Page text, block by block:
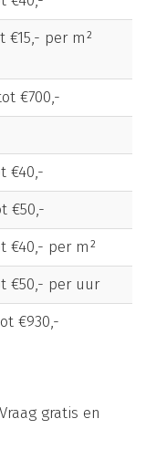
€15,- per m²
€700,-
€40,-
€50,-
€40,- per m²
€50,- per uur
€930,-
gratis en